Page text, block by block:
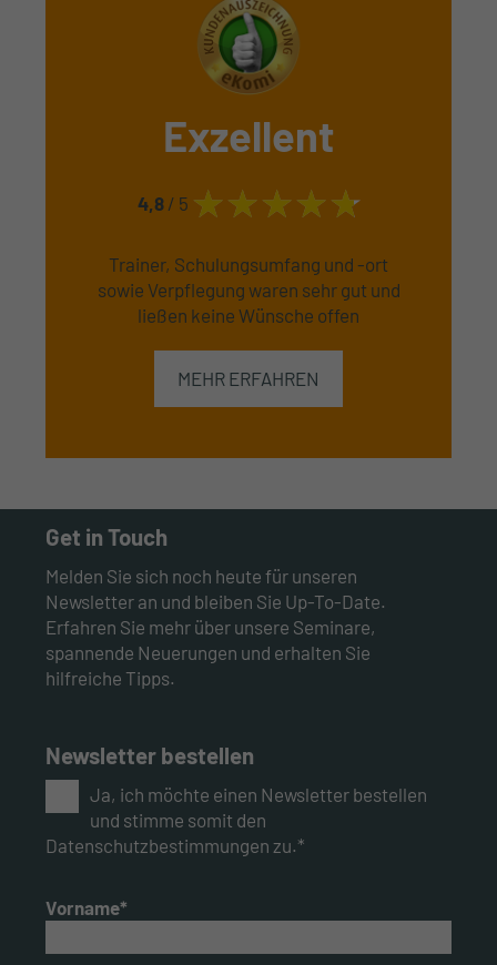
Exzellent
4,8/ 5
Trainer, Schulungsumfang und -ort
sowie Verpflegung waren sehr gut und
ließen keine Wünsche offen
MEHR ERFAHREN
Get in Touch
Melden Sie sich noch heute für unseren
Newsletter an und bleiben Sie Up-To-Date.
Erfahren Sie mehr über unsere Seminare,
spannende Neuerungen und erhalten Sie
hilfreiche Tipps.
Newsletter bestellen
Ja, ich möchte einen Newsletter bestellen
und stimme somit den
Datenschutzbestimmungen zu.*
Vorname*